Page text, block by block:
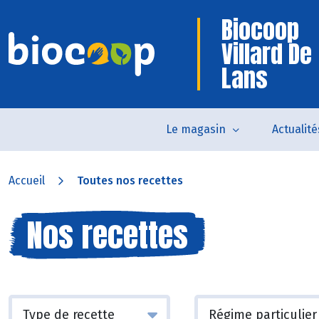
Biocoop
Villard De
Lans
Le magasin
Accueil Toutes nos recettes
Nos recettes